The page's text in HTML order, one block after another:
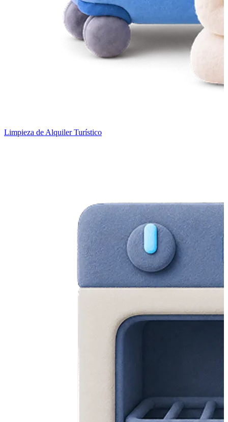
Limpieza de Alquiler Turístico